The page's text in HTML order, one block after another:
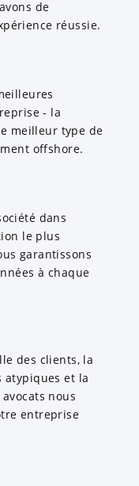
de
réussie.
- la
meilleur type de
offshore.
dans
le plus
garantissons
à chaque
des clients, la
atypiques et la
nous
entreprise